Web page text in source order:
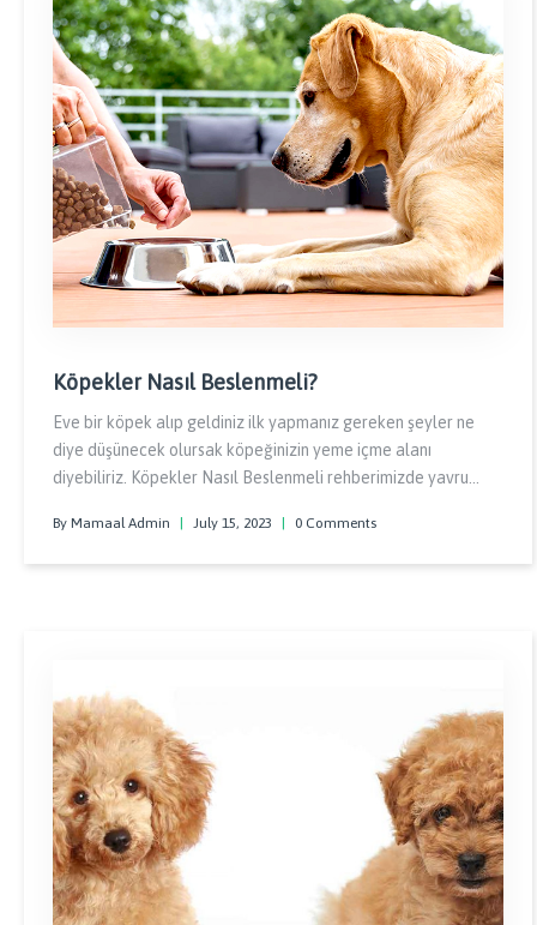
Köpekler Nasıl Beslenmeli?
Eve bir köpek alıp geldiniz ilk yapmanız gereken şeyler ne
diye düşünecek olursak köpeğinizin yeme içme alanı
diyebiliriz. Köpekler Nasıl Beslenmeli rehberimizde yavru
edinmesini sağlamak ilerde sizi dinlemesi ve komutlarınıza
uyması açısından önemlidir.
By Mamaal Admin July 15, 2023 0 Comments